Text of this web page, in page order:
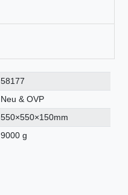
58177
Neu & OVP
550×550×150mm
9000 g